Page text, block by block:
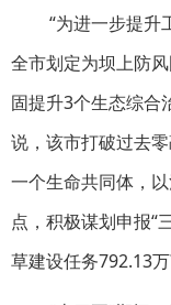
“为进一步提升
全市划定为坝上防
固提升3个生态综合
说，该市打破过去
一个生命共同体，
点，积极谋划申报“
草建设任务792.13